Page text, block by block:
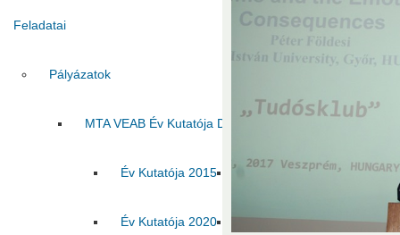
Feladatai
Pályázatok
MTA VEAB Év Kutatója Díj
Év Kutatója 2015 Év Kutatója 2016 Év
Év Kutatója 2020 Év Kutatója 2021 Év